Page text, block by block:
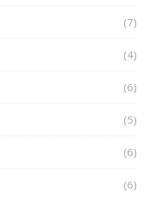
(7)
(4)
(6)
(5)
(6)
(6)